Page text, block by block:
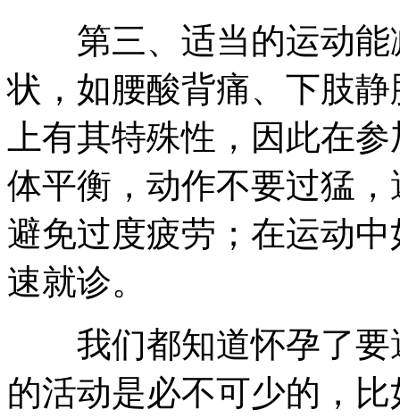
第三、适当的运动能
状，如腰酸背痛、下肢
上有其特殊性，因此在
体平衡，动作不要过猛
避免过度疲劳；在运动
速就诊。
我们都知道怀孕了要
的活动是必不可少的，